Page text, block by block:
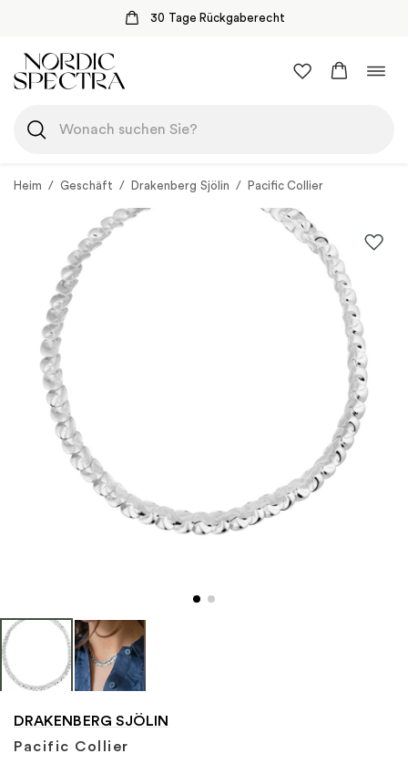
30 Tage Rückgaberecht
Inhalt
springen
Heim / Geschäft / Drakenberg Sjölin / Pacific Collier
DRAKENBERG SJÖLIN
Pacific Collier